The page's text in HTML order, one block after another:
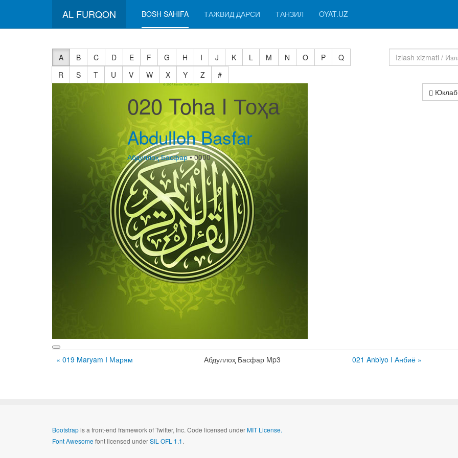
AL FURQON BOSH SAHIFA ТАЖВИД ДАРСИ ТАНЗИЛ OYAT.UZ
A B C D E F G H I J K L M N O P
Q
R
S T U V W X Y Z
#
020 Toha I Тоҳа
Abdulloh Basfar
Абдуллоҳ Басфар• 0000
« 019 Maryam I Марям Абдуллоҳ Басфар Mp3 021 Anbiyo I Анбиё »
Bootstrapis a front-end framework of Twitter, Inc. Code licensed underMIT License.
Font Awesomefont licensed underSIL OFL 1.1.